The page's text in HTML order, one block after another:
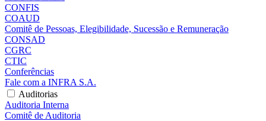
CONFIS
COAUD
Comitê de Pessoas, Elegibilidade, Sucessão e Remuneração
CONSAD
CGRC
CTIC
Conferências
Fale com a INFRA S.A.
Auditorias
Auditoria Interna
Comitê de Auditoria